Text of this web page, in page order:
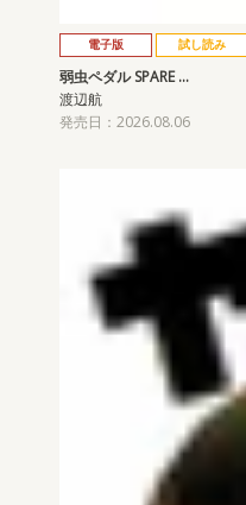
電子版 試し読み
弱虫ペダル SPARE …
渡辺航
発売日：2026.08.06